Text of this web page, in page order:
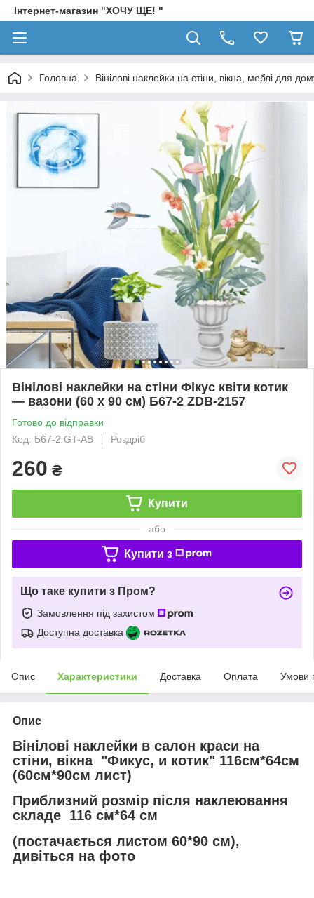
Інтернет-магазин "ХОЧУ ЩЕ! "
Головна Вінілові наклейки на стіни, вікна, меблі для
Вінілові наклейки на стіни Фікус квіти котик
— вазони (60 х 90 см) Б67-2 ZDB-2157
Готово до відправки
Код: Б67-2 GT-AB
Роздріб
260 ₴
Купити
або
Купити з
Що таке купити з Пром?
Замовлення під захистом
Доступна доставка
Опис Характеристики Доставка Оплата Умови
Опис
Вінілові наклейки в салон краси на
стіни, вікна "Фикус, и котик" 116см*64см
(60см*90см лист)
Приблизний розмір після наклеювання
складе 116 см*64 см
(постачається листом 60*90 см),
дивіться на фото